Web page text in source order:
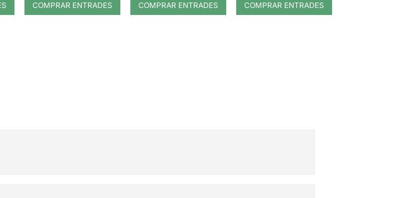
COMPRAR ENTRADES COMPRAR ENTRADES COMPRAR ENTRADES